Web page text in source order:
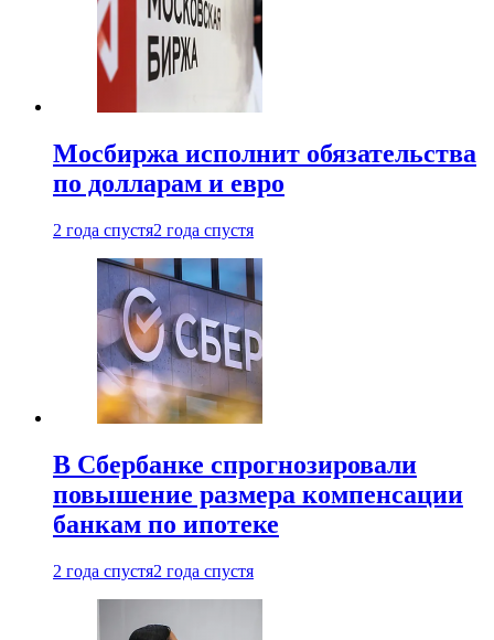
Мосбиржа исполнит обязательства
по долларам и евро
2 года спустя2 года спустя
В Сбербанке спрогнозировали
повышение размера компенсации
банкам по ипотеке
2 года спустя2 года спустя